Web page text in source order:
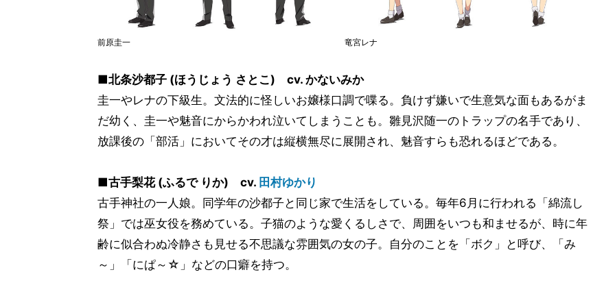
前原圭一 竜宮レナ
■北条沙都子 (ほうじょう さとこ) cv. かないみか
圭一やレナの下級生。文法的に怪しいお嬢様口調で喋る。負けず嫌いで生意気な面もあるがま
だ幼く、圭一や魅音にからかわれ泣いてしまうことも。雛見沢随一のトラップの名手であり、
放課後の「部活」においてその才は縦横無尽に展開され、魅音すらも恐れるほどである。
■古手梨花 (ふるで りか) cv. 田村ゆかり
古手神社の一人娘。同学年の沙都子と同じ家で生活をしている。毎年6月に行われる「綿流し
祭」では巫女役を務めている。子猫のような愛くるしさで、周囲をいつも和ませるが、時に年
齢に似合わぬ冷静さも見せる不思議な雰囲気の女の子。自分のことを「ボク」と呼び、「み
～」「にぱ～☆」などの口癖を持つ。